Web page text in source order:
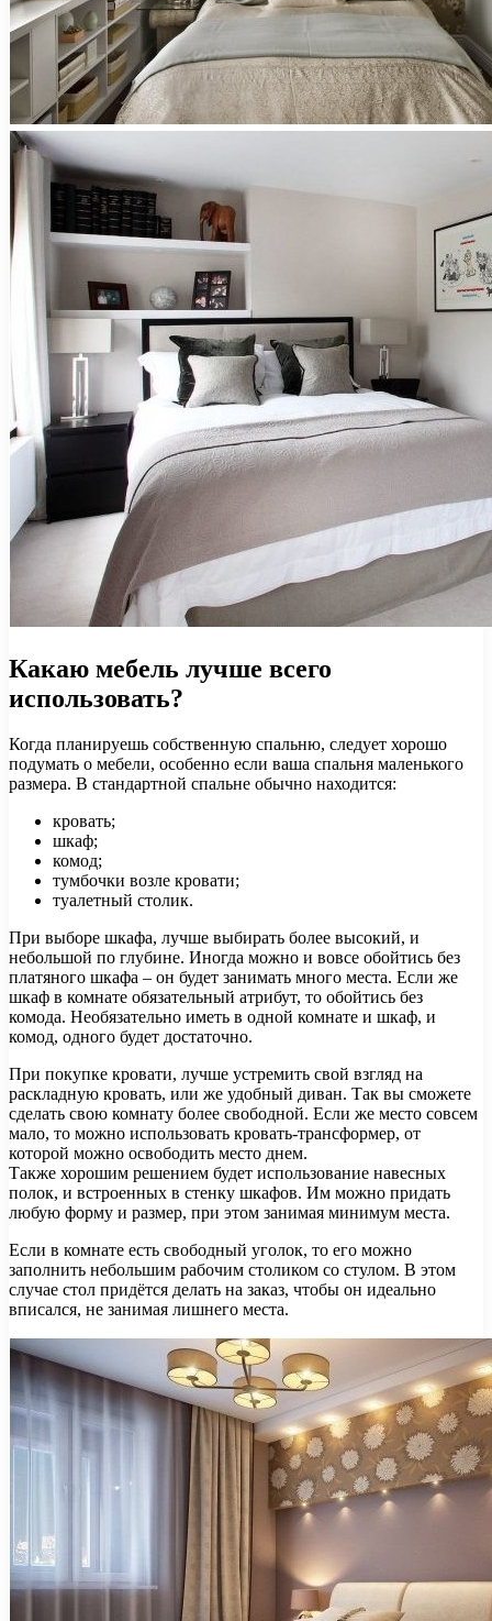
Какаю мебель лучше всего
использовать?
Когда планируешь собственную спальню, следует хорошо
подумать о мебели, особенно если ваша спальня маленького
размера. В стандартной спальне обычно находится:
кровать;
шкаф;
комод;
тумбочки возле кровати;
туалетный столик.
При выборе шкафа, лучше выбирать более высокий, и
небольшой по глубине. Иногда можно и вовсе обойтись без
платяного шкафа – он будет занимать много места. Если же
шкаф в комнате обязательный атрибут, то обойтись без
комода. Необязательно иметь в одной комнате и шкаф, и
комод, одного будет достаточно.
При покупке кровати, лучше устремить свой взгляд на
раскладную кровать, или же удобный диван. Так вы сможете
сделать свою комнату более свободной. Если же место совсем
мало, то можно использовать кровать-трансформер, от
которой можно освободить место днем.
Также хорошим решением будет использование навесных
полок, и встроенных в стенку шкафов. Им можно придать
любую форму и размер, при этом занимая минимум места.
Если в комнате есть свободный уголок, то его можно
заполнить небольшим рабочим столиком со стулом. В этом
случае стол придётся делать на заказ, чтобы он идеально
вписался, не занимая лишнего места.